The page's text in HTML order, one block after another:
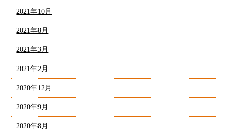
2021年10月
2021年8月
2021年3月
2021年2月
2020年12月
2020年9月
2020年8月